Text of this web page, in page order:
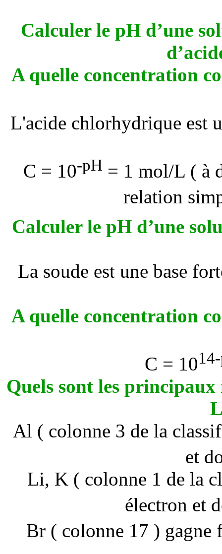
Calculer le pH d’une
A quelle concentration
L'acide chlorhydrique est
C = 10-pH = 1 mol/L ( à
relation
Calculer le pH d’une
La soude est une base
A quelle concentration
C = 10
Quels sont les
Al ( colonne 3 de la
et
Li, K ( colonne 1 de la
électron et
Br ( colonne 17 ) gagne